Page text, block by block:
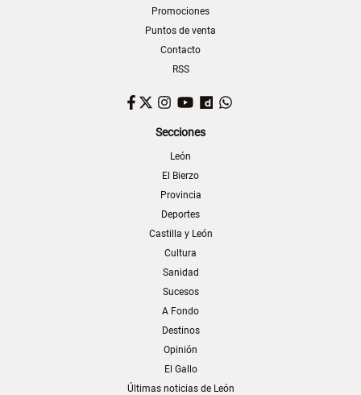
Promociones
Puntos de venta
Contacto
RSS
Facebook
TwitterInstagram
YouTubeDailymotion
Secciones
León
El Bierzo
Provincia
Deportes
Castilla y León
Cultura
Sanidad
Sucesos
A Fondo
Destinos
Opinión
El Gallo
Últimas noticias de León